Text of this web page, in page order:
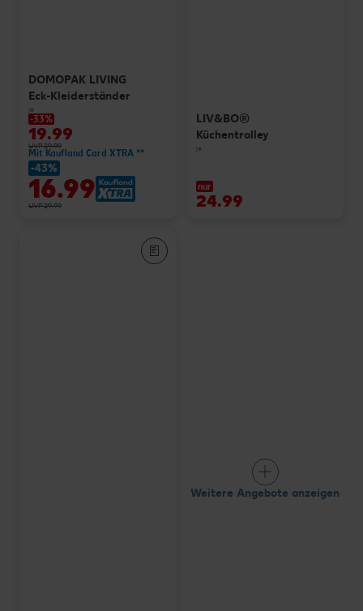
DOMOPAK LIVING
Eck-Kleiderständer
je
-33%
19.99
UVP 29.99
Mit Kaufland Card XTRA **
-43%
16.99
UVP 29.99
LIV&BO®
Küchentrolley
je
nur
24.99
Weitere Angebote anzeigen